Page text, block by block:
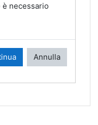
necessario
Annulla